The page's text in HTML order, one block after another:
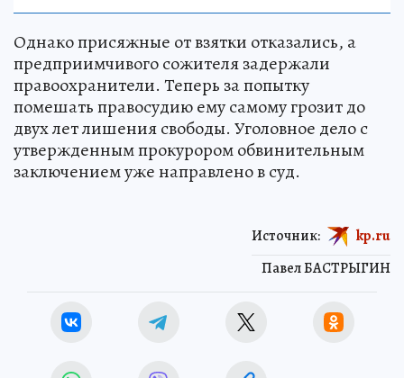
Однако присяжные от взятки отказались, а
предприимчивого сожителя задержали
правоохранители. Теперь за попытку
помешать правосудию ему самому грозит до
двух лет лишения свободы. Уголовное дело с
утвержденным прокурором обвинительным
заключением уже направлено в суд.
Павел БАСТРЫГИН
Источник: kp.ru